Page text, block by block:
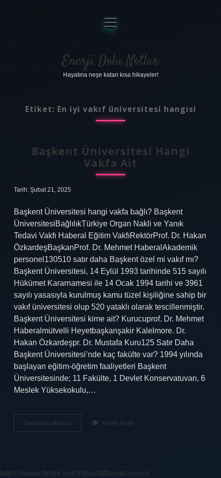
Anasayfa
Gizlilik Politikası
Yasal Uyarı
menüyü
aç
Enerji Dolu Notlar
Hayatına neşe katan kısa hikayeler!
Etiket: En iyi vakıf üniversitesi hangisi
Başkent Üniversitesi Hangi
Vakfa Ait
Tarih: Şubat 21, 2025
Başkent Üniversitesi hangi vakfa bağlı? Başkent
ÜniversitesiBağlılıkTürkiye Organ Nakli ve Yanık
Tedavi Vakfı Haberal Eğitim VakfıRektörProf. Dr. Hakan
ÖzkardeşBaşkanProf. Dr. Mehmet HaberalAkademik
personel130510 satır daha Başkent özel mi vakıf mı?
Başkent Üniversitesi, 14 Eylül 1993 tarihinde 515 sayılı
Hükümet Kararnamesi ile 14 Ocak 1994 tarihi ve 3961
sayılı yasasıyla kurulmuş kamu tüzel kişiliğine sahip bir
vakıf üniversitesi olup 520 yataklı olarak tescillenmiştir.
Başkent Üniversitesi kime ait? Kurucuprof. Dr. Mehmet
Haberalmütvelli Heyetbaşkanşakir Kalelmore. Dr.
Hakan Özkardeşpr. Dr. Mustafa Kuru125 Satır Daha
Başkent Üniversitesi’nde kaç fakülte var? 1994 yılında
başlayan eğitim-öğretim faaliyetleri Başkent
Üniversitesinde; 11 Fakülte, 1 Devlet Konservatuvarı, 6
Meslek Yüksekokulu,…
Devamını okuyun
Üniversitesi
Yorum Bırak
https://www.frmtrk.net https://atlasnet.com.tr